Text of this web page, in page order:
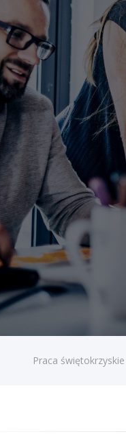
Praca świętokrzyskie